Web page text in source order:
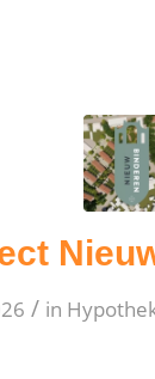
/ in